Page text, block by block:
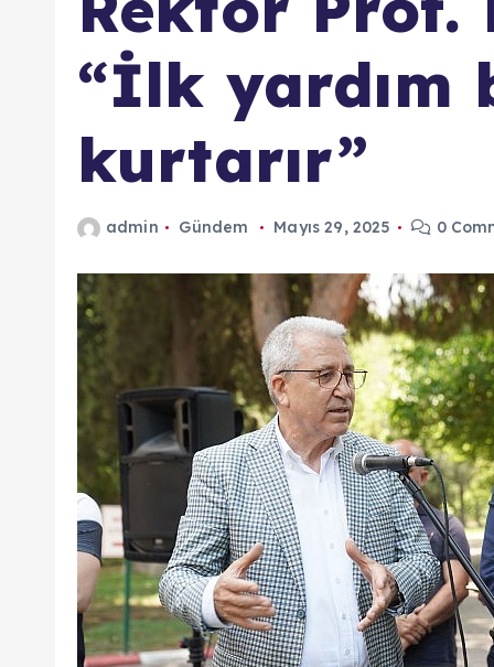
“İlk yardım
kurtarır”
admin Gündem Mayıs 29, 2025 0